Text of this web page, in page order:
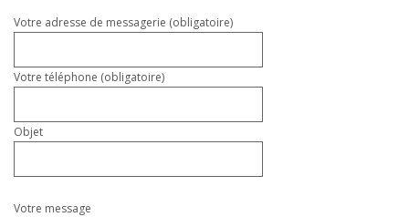
vide.
Votre adresse de messagerie (obligatoire)
Votre téléphone (obligatoire)
Objet
Votre message